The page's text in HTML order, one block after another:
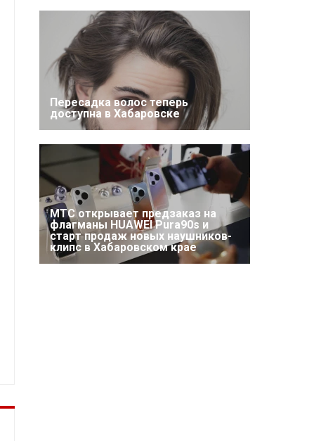
Пересадка волос теперь
доступна в Хабаровске
МТС открывает предзаказ на
флагманы HUAWEI Pura90s и
старт продаж новых наушников-
клипс в Хабаровском крае